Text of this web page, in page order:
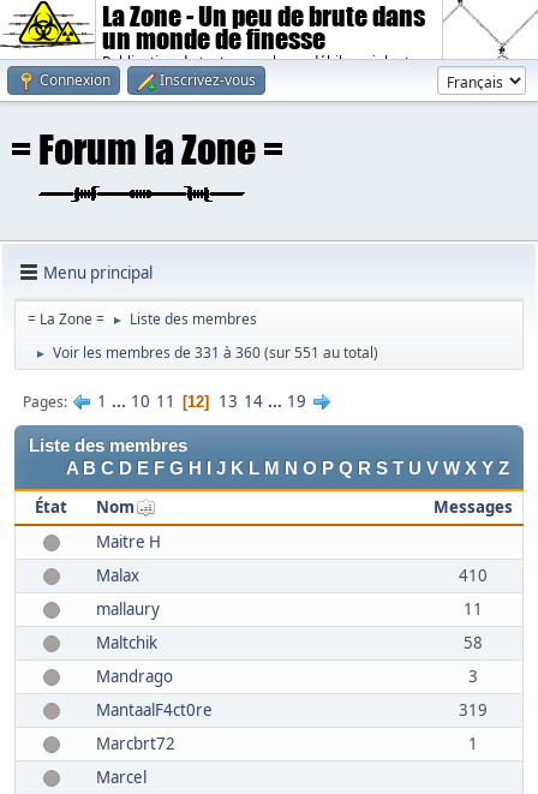
La Zone - Un peu de brute dans
un monde de finesse
Publication de textes sombres, débiles, violents.
Connexion
Inscrivez-vous
Menu principal
= La Zone = ► Liste des membres
► Voir les membres de 331 à 360(sur 551 au total)
Pages 1 ... 10 11 12 13 14 ... 19
Liste des membres
A B C D E F G H J K L M N O P Q R S T U V W X Y Z
État Nom
Messages
Maitre H
Malax
410
mallaury
11
Maltchik
58
Mandrago
3
MantaalF4ct0re
319
Marcbrt72
1
Marcel